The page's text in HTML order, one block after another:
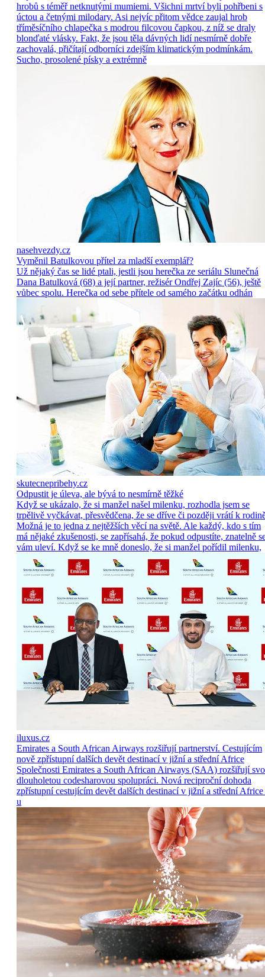
hrobů s téměř netknutými mumiemi. Všichni mrtví byli pohřbeni s
úctou a četnými milodary. Asi nejvíc přitom vědce zaujal hrob
tříměsíčního chlapečka s modrou filcovou čapkou, z níž se draly
blonďaté vlásky. Fakt, že jsou těla dávných lidí nesmírně dobře
zachovalá, přičítají odborníci zdejším klimatickým podmínkám.
Sucho, prosolené písky a extrémně
nasehvezdy.cz
Vyměnil Batulkovou přítel za mladší exemplář?
Už nějaký čas se lidé ptali, jestli jsou herečka ze seriálu Slunečná
Dana Batulková (68) a její partner, režisér Ondřej Zajíc (56), ještě
vůbec spolu. Herečka od sebe přítele od samého začátku odhán
skutecnepribehy.cz
Odpustit je úleva, ale bývá to nesmírně těžké
Když se ukázalo, že si manžel našel milenku, rozhodla jsem se
trpělivě vyčkávat, přesvědčena, že se dříve či později vrátí k
Možná je to jedna z nejtěžších věcí na světě. Ale každý, kdo s tím
má nějaké zkušenosti, se zapřísahá, že pokud odpustíte, znatelně
vám uleví. Když se ke mně doneslo, že si manžel pořídil milenku,
iluxus.cz
Emirates a South African Airways rozšiřují partnerství. Cestujícím
nově zpřístupní dalších devět destinací v jižní a střední Africe
Společnosti Emirates a South African Airways (SAA) rozšiřují
dlouholetou codesharovou spolupráci. Nová reciproční dohoda
zpřístupní cestujícím devět dalších destinací v jižní a střední Africe
u